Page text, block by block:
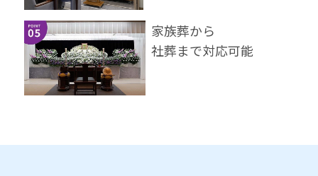
家族葬から
社葬まで対応可能